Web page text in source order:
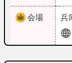
会場 兵